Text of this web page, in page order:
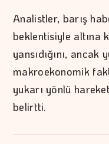
Analistler, barış
beklentisiyle altına
yansıdığını,
makroekonomik
yukarı yönlü
belirtti.